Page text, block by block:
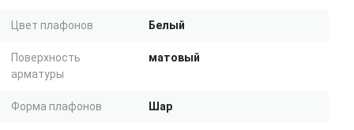
Цвет плафонов Белый
Поверхность
арматуры
матовый
Форма плафонов Шар